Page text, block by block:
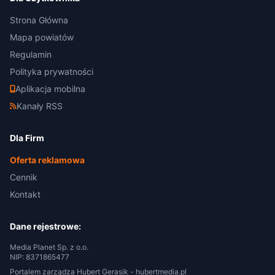
Strona Główna
Mapa powiatów
Regulamin
Polityka prywatności
Aplikacja mobilna
Kanały RSS
Dla Firm
Oferta reklamowa
Cennik
Kontakt
Dane rejestrowe:
Media Planet Sp. z o.o.
NIP: 8371865477
Portalem zarządza Hubert Gerasik - hubertmedia.pl